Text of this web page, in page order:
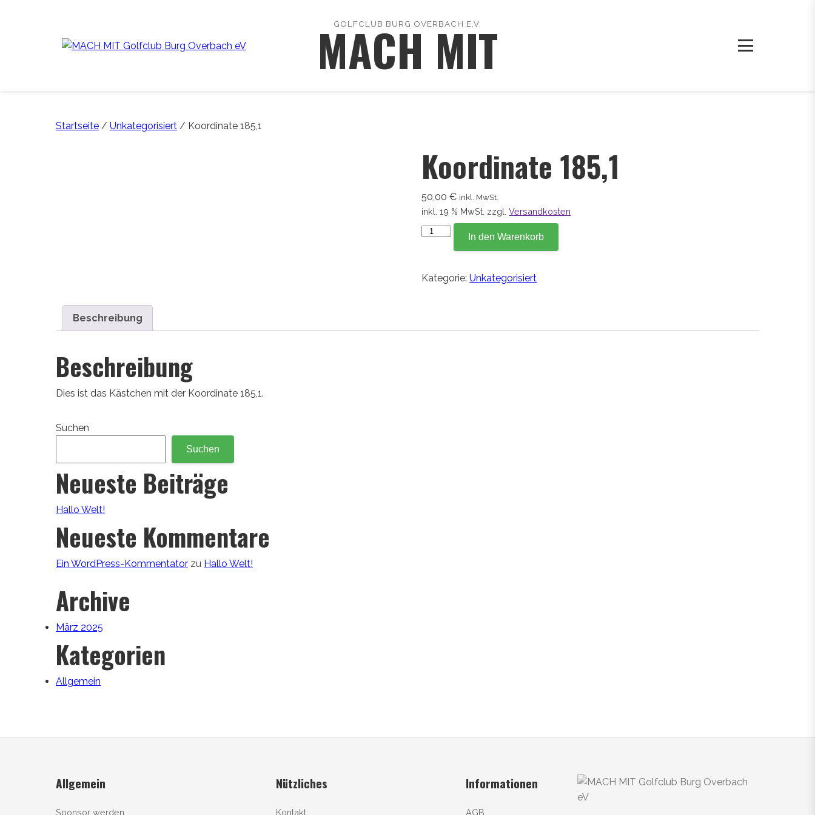
GOLFCLUB BURG OVERBACH E.V.
MACH MIT
Startseite / Unkategorisiert / Koordinate 185,1
Koordinate 185,1
50,00€ inkl. MwSt.
inkl. 19 % MwSt. zzgl.Versandkosten
Koordinate
In den Warenkorb
Kategorie:Unkategorisiert
Beschreibung
Beschreibung
Dies ist das Kästchen mit der Koordinate 185,1.
Suchen
Suchen
Neueste Beiträge
Hallo Welt!
Neueste Kommentare
Ein WordPress-Kommentator zu Hallo Welt!
Archive
März 2025
Kategorien
Allgemein
Allgemein
Sponsor werden
Nützliches
Kontakt
Informationen
AGB